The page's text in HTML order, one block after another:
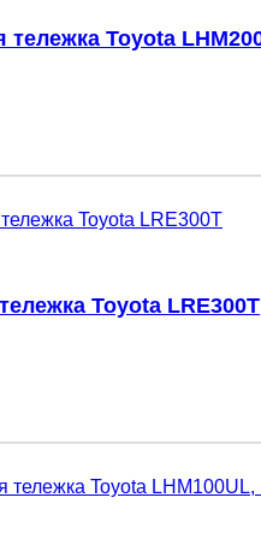
тележка Toyota
Toyota LRE300T